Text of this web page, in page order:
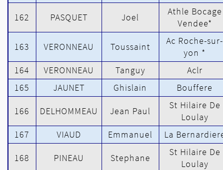
162 PASQUET Joel
Athle Bocage
Vendee*
163 VERONNEAU Toussaint
Ac Roche-sur-
yon *
164
VERONNEAU Tanguy
Aclr
165
JAUNET Ghislain Bouffere
166 DELHOMMEAU Jean Paul
St Hilaire De
Loulay
167
VIAUD Emmanuel La
168 PINEAU Stephane
St Hilaire De
Loulay